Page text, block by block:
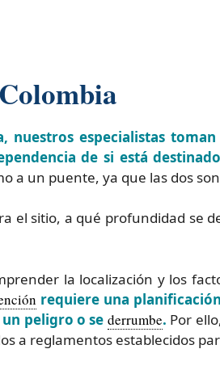
nuestros especialistas
de si está
a un puente, ya que las dos
el sitio, a qué profundidad se
la localización y los
requiere una
peligro o se derrumbe. Por
a reglamentos establecidos